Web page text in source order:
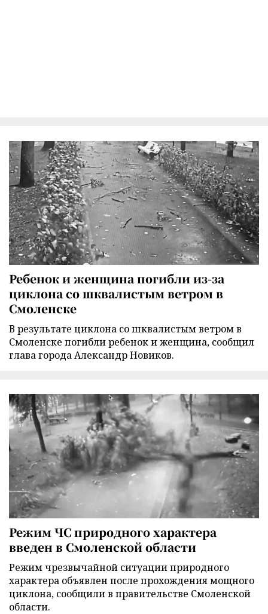
Ребенок и женщина погибли из-за
циклона со шквалистым ветром в
Смоленске
В результате циклона со шквалистым ветром в
Смоленске погибли ребенок и женщина, сообщил
глава города Александр Новиков.
Режим ЧС природного характера
введен в Смоленской области
Режим чрезвычайной ситуации природного
характера объявлен после прохождения мощного
циклона, сообщили в правительстве Смоленской
области.